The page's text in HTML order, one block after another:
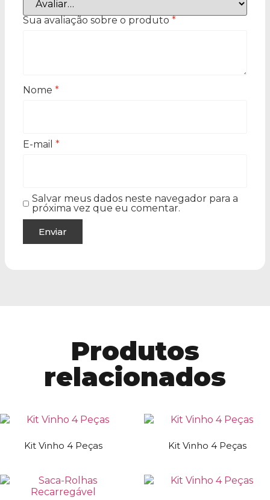
Sua avaliação sobre o produto *
Nome *
E-mail *
Salvar meus dados neste navegador para a
próxima vez que eu comentar.
Produtos
relacionados
Kit Vinho 4 Peças Kit Vinho 4 Peças